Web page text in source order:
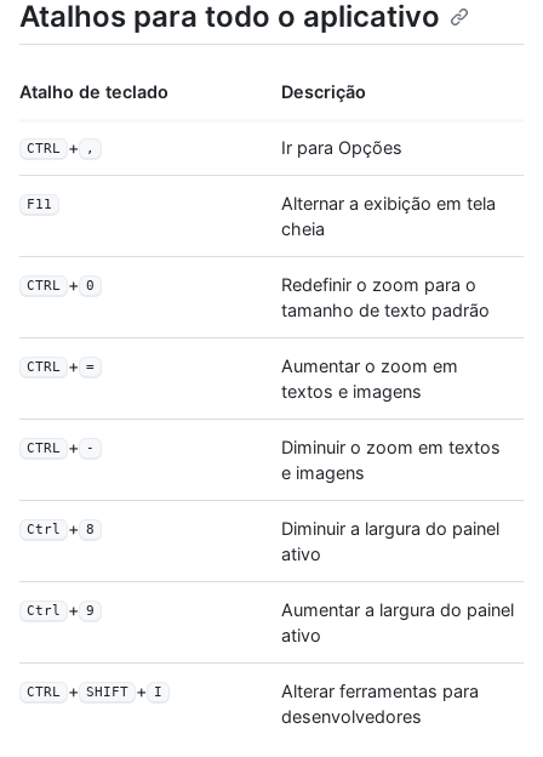
Atalhos para todo o aplicativo
Atalho de teclado Descrição
CTRL + , Ir para Opções
F11
Alternar a exibição em tela
cheia
CTRL + 0
Redefinir o zoom para o
tamanho de texto padrão
CTRL + =
Aumentar o zoom em
textos e imagens
CTRL + -
Diminuir o zoom em textos
e imagens
Ctrl + 8
Diminuir a largura do painel
ativo
Ctrl + 9
Aumentar a largura do painel
ativo
CTRL + SHIFT + I
Alterar ferramentas para
desenvolvedores